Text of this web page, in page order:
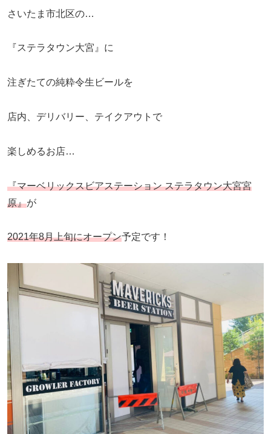
さいたま市北区の…
『ステラタウン大宮』に
注ぎたての純粋令生ビールを
店内、デリバリー、テイクアウトで
楽しめるお店…
『マーベリックスビアステーション ステラタウン大宮宮
原』が
2021年8月上旬にオープン予定です！